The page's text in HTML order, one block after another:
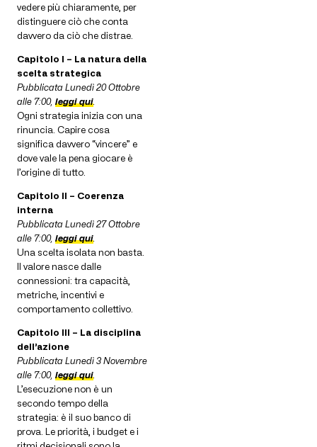
vedere più chiaramente, per
distinguere ciò che conta
davvero da ciò che distrae.
Capitolo I – La natura della
scelta strategica
Pubblicata Lunedì 20 Ottobre
alle 7:00, leggi qui
Ogni strategia inizia con una
rinuncia. Capire cosa
significa davvero “vincere” e
dove vale la pena giocare è
l’origine di tutto.
Capitolo II – Coerenza
interna
Pubblicata Lunedì 27 Ottobre
alle 7:00, leggi qui
Una scelta isolata non basta.
Il valore nasce dalle
connessioni: tra capacità,
metriche, incentivi e
comportamento collettivo.
Capitolo III – La disciplina
dell’azione
Pubblicata Lunedì 3 Novembre
alle 7:00, leggi qui
L’esecuzione non è un
secondo tempo della
strategia: è il suo banco di
prova. Le priorità, i budget e i